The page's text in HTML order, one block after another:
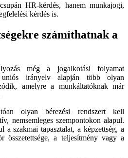
HR-kérdés, hanem munkajogi,
kérdés is.
számíthatnak a
még a jogalkotási folyamat
irányelv alapján több olyan
amelyre a munkáltatóknak már
olyan bérezési rendszert kell
nemsemleges szempontokon alapul.
a szakmai tapasztalat, a képzettség, a
összetettsége, a teljesítmény vagy a